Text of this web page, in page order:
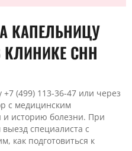
КАПЕЛЬНИЦУ
CHH
(499) 113-36-47 или через
с медицинским
и историю болезни. При
специалиста с
как подготовиться к